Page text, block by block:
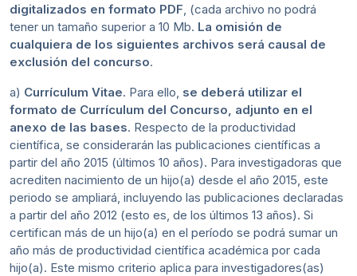
digitalizados en formato PDF , (cada archivo no podrá
tener un tamaño superior a 10 Mb. La omisión de
cualquiera de los siguientes archivos será causal de
exclusión del concurso.
a) Currículum Vitae. Para ello, se deberá utilizar el
formato de Currículum del Concurso, adjunto en el
anexo de las bases. Respecto de la productividad
científica, se considerarán las publicaciones científicas a
partir del año 2015 (últimos 10 años). Para investigadoras que
acrediten nacimiento de un hijo(a) desde el año 2015, este
periodo se ampliará, incluyendo las publicaciones declaradas
a partir del año 2012 (esto es, de los últimos 13 años). Si
certifican más de un hijo(a) en el período se podrá sumar un
año más de productividad científica académica por cada
hijo(a). Este mismo criterio aplica para investigadores(as)